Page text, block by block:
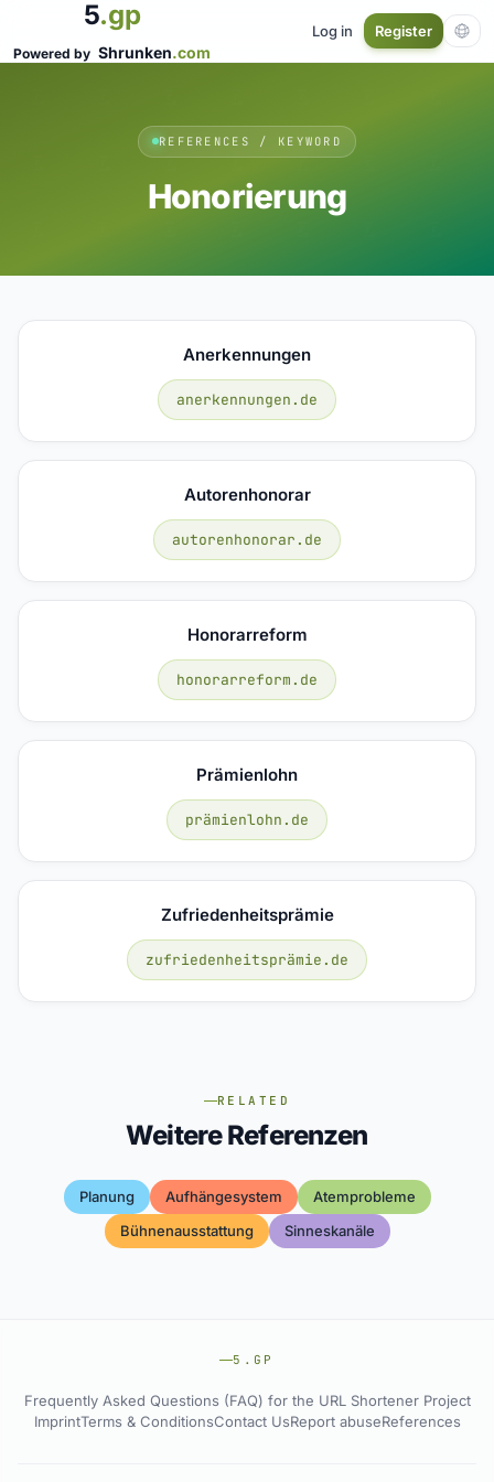
5.gp
Powered by Shrunken.com
Log in Register
REFERENCES / KEYWORD
Honorierung
Anerkennungen
anerkennungen.de
Autorenhonorar
autorenhonorar.de
Honorarreform
honorarreform.de
Prämienlohn
prämienlohn.de
Zufriedenheitsprämie
zufriedenheitsprämie.de
RELATED
Weitere Referenzen
Planung Aufhängesystem
Atemprobleme
Bühnenausstattung
Sinneskanäle
5.GP
Frequently Asked Questions (FAQ) for the URL Shortener Project
ImprintTerms & ConditionsContact UsReport abuseReferences